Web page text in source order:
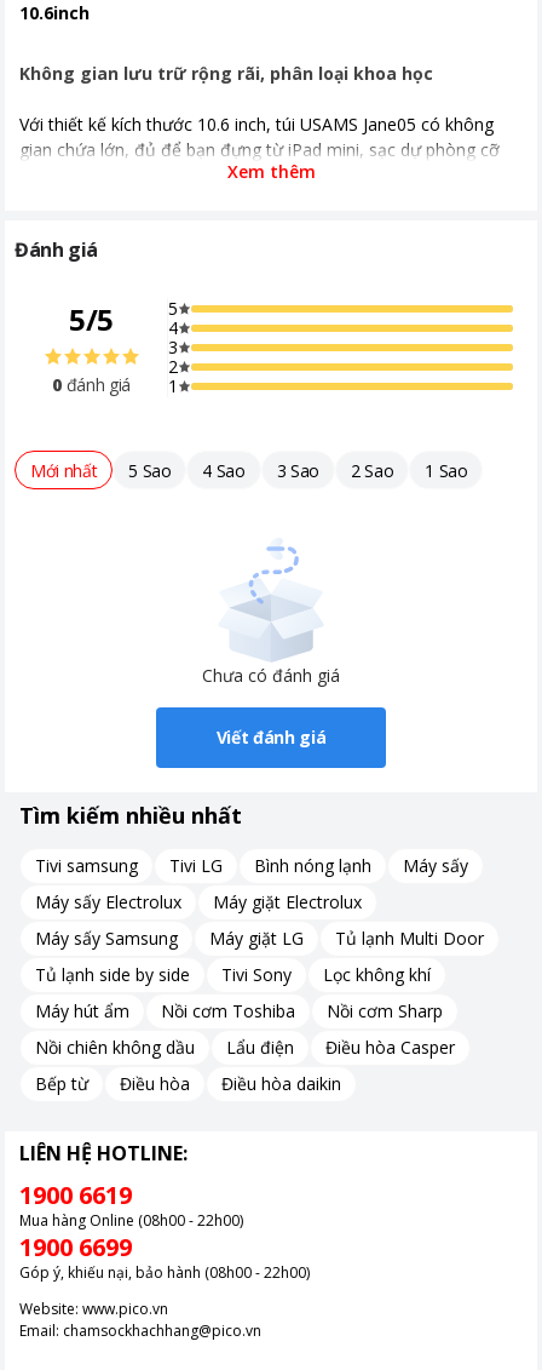
10.6inch
Không gian lưu trữ rộng rãi, phân loại khoa học
Với thiết kế kích thước 10.6 inch, túi USAMS Jane05 có không
gian chứa lớn, đủ để bạn đựng từ iPad mini, sạc dự phòng cỡ
lớn, tai nghe, cáp sạc đến ổ cứng di động mà không lo bị chật
định, giúp mỗi món phụ kiện giữ nguyên vị trí và dễ tìm khi cần.
Hình ảnh chỉ mang tính chất minh hoạ.
Xem thêm
Đánh giá
5/5
0 đánh giá
5
4
3
2
1
Mới nhất 5 Sao 4 Sao 3 Sao 2 Sao 1 Sao
Chưa có đánh giá
Viết đánh giá
Tìm kiếm nhiều nhất
Tivi samsung Tivi LG Bình nóng lạnh
Máy sấy
Máy sấy Electrolux
Máy giặt Electrolux
Máy sấy Samsung
Máy giặt LG
Tủ lạnh Multi Door
Tủ lạnh side by side
Tivi Sony
Lọc không khí
Máy hút ẩm
Nồi cơm Toshiba
Nồi cơm Sharp
Nồi chiên không dầu
Lẩu điện
Điều hòa Casper
Bếp từ
Điều hòa Điều hòa daikin
LIÊN HỆ HOTLINE:
1900 6619
Mua hàng Online (08h00 - 22h00)
1900 6699
Góp ý, khiếu nại, bảo hành (08h00 - 22h00)
Website: www.pico.vn
Email: chamsockhachhang@pico.vn